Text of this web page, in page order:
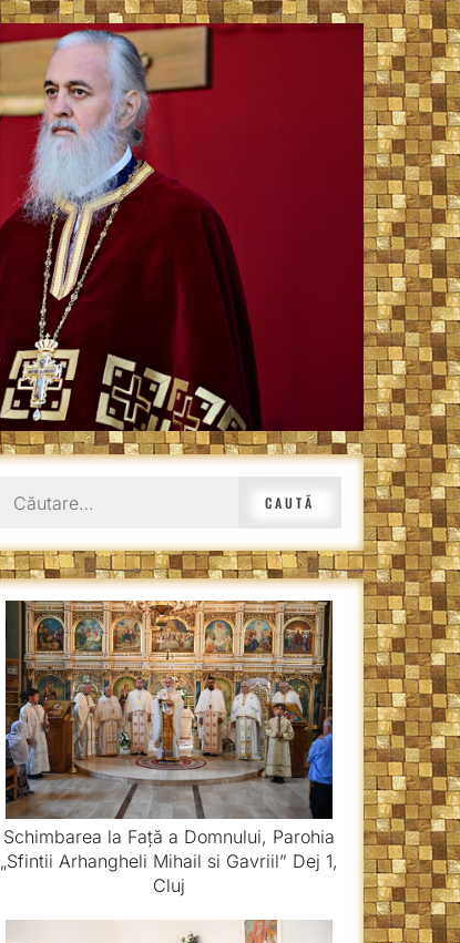
după:
Schimbarea la Față a Domnului, Parohia
„Sfintii Arhangheli Mihail si Gavriil” Dej 1,
Cluj